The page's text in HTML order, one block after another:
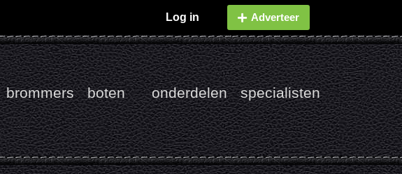
Log in Adverteer
brommers boten onderdelen specialisten